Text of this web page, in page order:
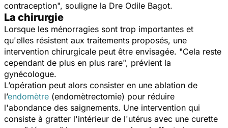
contraception", souligne la Dre Odile Bagot.
La chirurgie
Lorsque les ménorragies sont trop importantes et
qu'elles résistent aux traitements proposés, une
intervention chirurgicale peut être envisagée. "Cela reste
cependant de plus en plus rare", prévient la
gynécologue.
L’opération peut alors consister en une ablation de
l’endomètre (endomètrectomie) pour réduire
l'abondance des saignements. Une intervention qui
consiste à gratter l'intérieur de l'utérus avec une curette